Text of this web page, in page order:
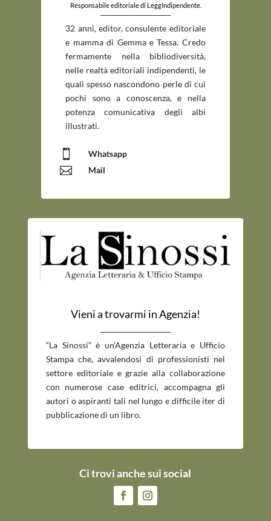
Responsabile editoriale di LeggIndipendente.
_____________________________
32 anni, editor, consulente editoriale
e mamma di Gemma e Tessa. Credo
fermamente nella bibliodiversità,
nelle realtà editoriali indipendenti, le
quali spesso nascondono perle di cui
pochi sono a conoscenza, e nella
potenza comunicativa degli albi
illustrati.
 Whatsapp
 Mail
Vieni a trovarmi in Agenzia!
“La Sinossi” è un’Agenzia Letteraria e Ufficio
Stampa che, avvalendosi di professionisti nel
settore editoriale e grazie alla collaborazione
con numerose case editrici, accompagna gli
autori o aspiranti tali nel lungo e difficile iter di
pubblicazione di un libro.
Ci trovi anche sui social